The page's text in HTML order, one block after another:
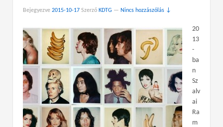
Bejegyezve 2015-10-17 Szerző KDTG — Nincs hozzászólás ↓
20
13
-
ba
n
Sz
alv
ai
Ra
m